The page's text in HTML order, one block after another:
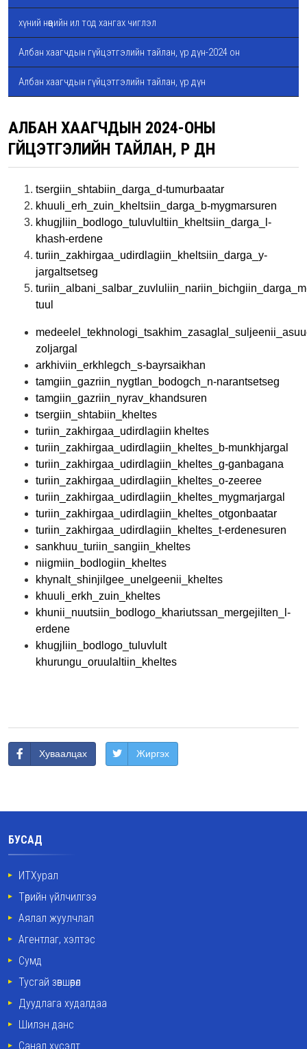
хүний нөөцийн ил тод хангах чиглэл
Албан хаагчдын гүйцэтгэлийн тайлан, үр дүн-2024 он
Албан хаагчдын гүйцэтгэлийн тайлан, үр дүн
АЛБАН ХААГЧДЫН 2024-ОНЫ
ГҮЙЦЭТГЭЛИЙН ТАЙЛАН, ҮР ДҮН
tsergiin_shtabiin_darga_d-tumurbaatar
khuuli_erh_zuin_kheltsiin_darga_b-mygmarsuren
khugjliin_bodlogo_tuluvlultiin_kheltsiin_darga_l-
khash-erdene
turiin_zakhirgaa_udirdlagiin_kheltsiin_darga_y-
jargaltsetseg
tuul
zoljargal
arkhiviin_erkhlegch_s-bayrsaikhan
tamgiin_gazriin_nygtlan_bodogch_n-narantsetseg
tamgiin_gazriin_nyrav_khandsuren
tsergiin_shtabiin_kheltes
turiin_zakhirgaa_udirdlagiin kheltes
turiin_zakhirgaa_udirdlagiin_kheltes_b-munkhjargal
turiin_zakhirgaa_udirdlagiin_kheltes_g-ganbagana
turiin_zakhirgaa_udirdlagiin_kheltes_o-zeeree
turiin_zakhirgaa_udirdlagiin_kheltes_mygmarjargal
turiin_zakhirgaa_udirdlagiin_kheltes_otgonbaatar
turiin_zakhirgaa_udirdlagiin_kheltes_t-erdenesuren
sankhuu_turiin_sangiin_kheltes
niigmiin_bodlogiin_kheltes
khynalt_shinjilgee_unelgeenii_kheltes
khuuli_erkh_zuin_kheltes
khunii_nuutsiin_bodlogo_khariutssan_mergejilten_l-
erdene
khugjliin_bodlogo_tuluvlult
khurungu_oruulaltiin_kheltes
Хуваалцах Жиргэх
БУСАД
ИТХурал
Төрийн үйлчилгээ
Аялал жуулчлал
Агентлаг, хэлтэс
Сумд
Тусгай зөвшөөрөл
Дуудлага худалдаа
Шилэн данс
Санал хүсэлт